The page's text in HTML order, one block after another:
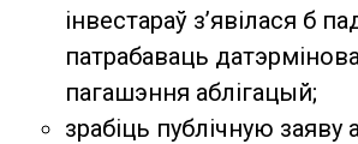
інвестараў з’явілася б
патрабаваць
пагашэння аблігацый;
зрабіць публічную заяву